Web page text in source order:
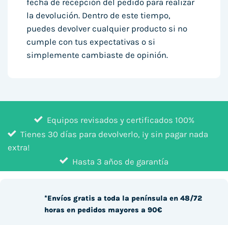
fecha de recepción del pedido para realizar
la devolución. Dentro de este tiempo,
puedes devolver cualquier producto si no
cumple con tus expectativas o si
simplemente cambiaste de opinión.
Equipos revisados y certificados 100%
Tienes 30 días para devolverlo, ¡y sin pagar nada
extra!
Hasta 3 años de garantía
*Envíos gratis a toda la península en 48/72
horas en pedidos mayores a 90€